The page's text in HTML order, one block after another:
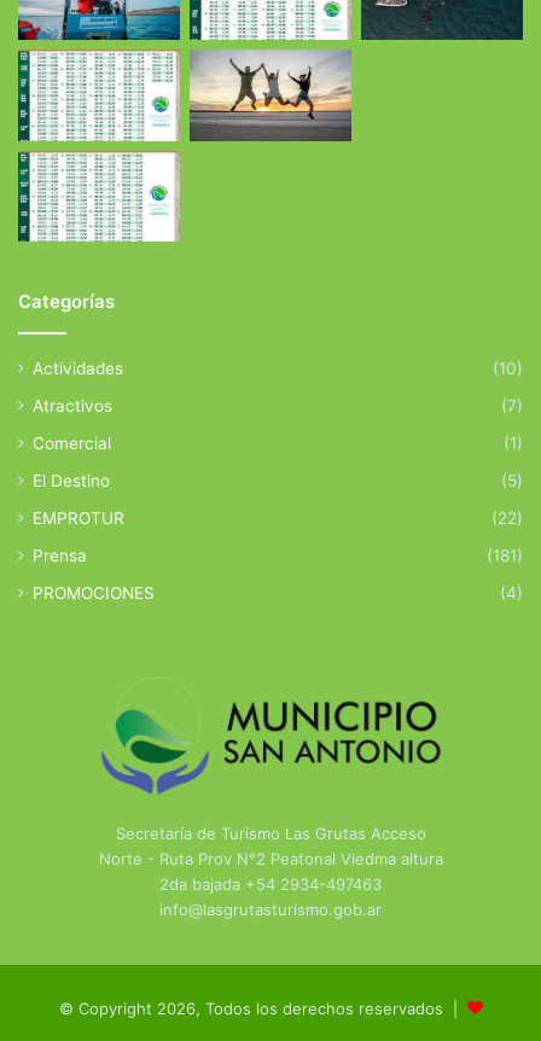
Categorías
Actividades
(10)
Atractivos
(7)
Comercial
(1)
El Destino
(5)
EMPROTUR
(22)
Prensa
(181)
PROMOCIONES
(4)
Secretaría de Turismo Las Grutas Acceso
Norte - Ruta Prov N°2 Peatonal Viedma altura
2da bajada +54 2934-497463
info@lasgrutasturismo.gob.ar
© Copyright 2026, Todos los derechos reservados |